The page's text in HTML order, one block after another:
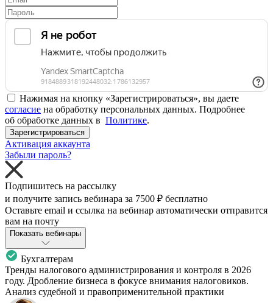
Нажимая на кнопку «Зарегистрироваться», вы даете
согласие на обработку персональных данных. Подробнее
об обработке данных в Политике.
Зарегистрироваться
Активация аккаунта
Забыли пароль?
Подпишитесь на рассылку
и получите запись вебинара за 7500 ₽ бесплатно
Оставьте email и ссылка на вебинар автоматически отправится
вам на почту
Показать вебинары
Бухгалтерам
Тренды налогового администрирования и контроля в 2026
году. Дробление бизнеса в фокусе внимания налоговиков.
Анализ судебной и правоприменительной практики